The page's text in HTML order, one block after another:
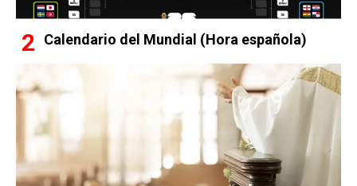
Calendario del Mundial (Hora española)